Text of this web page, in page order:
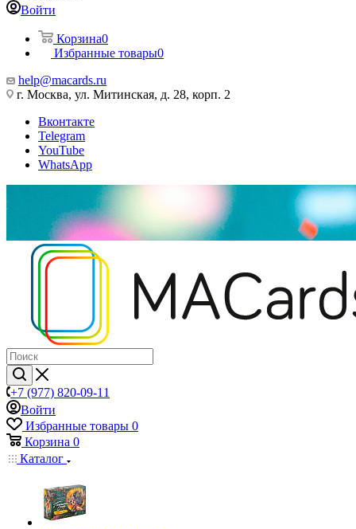
Войти
Корзина0
Избранные товары0
help@macards.ru
г. Москва, ул. Митинская, д. 28, корп. 2
Вконтакте
Telegram
YouTube
WhatsApp
+7 (977) 820-09-11
Войти
Избранные товары 0
Корзина 0
Каталог